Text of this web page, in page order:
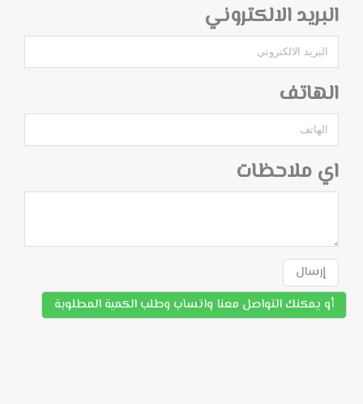
البريد الالكتروني
الهاتف
اي ملاحظات
إرسال
أو يمكنك التواصل معنا واتساب وطلب الكمية المطلوبة